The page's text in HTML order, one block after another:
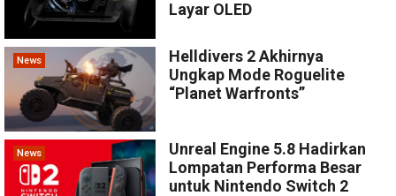
Layar OLED
News
Helldivers 2 Akhirnya
Ungkap Mode Roguelite
“Planet Warfronts”
News
Unreal Engine 5.8 Hadirkan
Lompatan Performa Besar
untuk Nintendo Switch 2